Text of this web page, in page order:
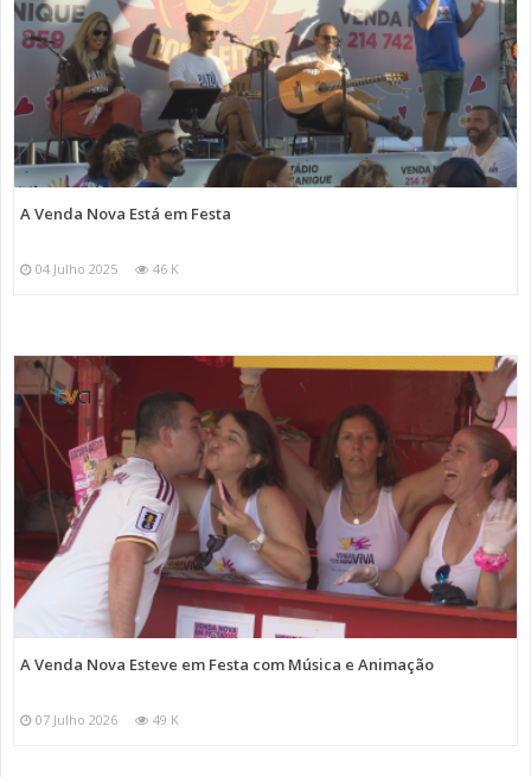
A Venda Nova Está em Festa
04 Julho 2025 46 K
A Venda Nova Esteve em Festa com Música e Animação
07 Julho 2026 49 K